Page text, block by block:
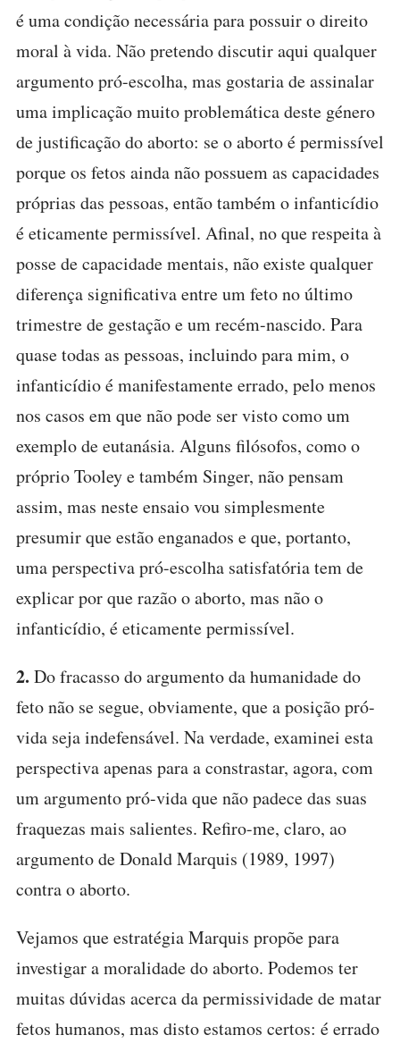
é uma condição necessária para possuir o direito
moral à vida. Não pretendo discutir aqui qualquer
argumento pró-escolha, mas gostaria de assinalar
uma implicação muito problemática deste género
de justificação do aborto: se o aborto é permissível
porque os fetos ainda não possuem as capacidades
próprias das pessoas, então também o infanticídio
é eticamente permissível. Afinal, no que respeita à
posse de capacidade mentais, não existe qualquer
diferença significativa entre um feto no último
trimestre de gestação e um recém-nascido. Para
quase todas as pessoas, incluindo para mim, o
infanticídio é manifestamente errado, pelo menos
nos casos em que não pode ser visto como um
exemplo de eutanásia. Alguns filósofos, como o
próprio Tooley e também Singer, não pensam
assim, mas neste ensaio vou simplesmente
presumir que estão enganados e que, portanto,
uma perspectiva pró-escolha satisfatória tem de
explicar por que razão o aborto, mas não o
infanticídio, é eticamente permissível.
2. Do fracasso do argumento da humanidade do
feto não se segue, obviamente, que a posição pró-
vida seja indefensável. Na verdade, examinei esta
perspectiva apenas para a constrastar, agora, com
um argumento pró-vida que não padece das suas
fraquezas mais salientes. Refiro-me, claro, ao
argumento de Donald Marquis (1989, 1997)
contra o aborto.
Vejamos que estratégia Marquis propõe para
investigar a moralidade do aborto. Podemos ter
muitas dúvidas acerca da permissividade de matar
fetos humanos, mas disto estamos certos: é errado